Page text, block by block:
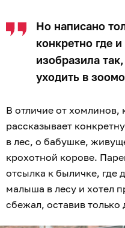
Но написано
конкретно где
изобразила
уходить в
В отличие от хомлинов,
рассказывает
в лес, о бабушке,
крохотной корове.
отсылка к быличке, где
малыша в лесу и хотел
сбежал, оставив